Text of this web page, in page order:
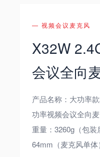
— 视频会议麦克风
X32W
会议全向
产品名称：大功率
功率视频会议全向
重量：3260g（包
64mm（麦克风单